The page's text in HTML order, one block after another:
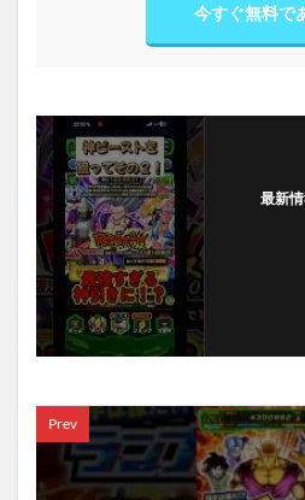
今すぐ無料で
最新
Prev